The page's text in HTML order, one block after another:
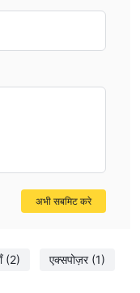
(2) एक्सपोज़र (1)
अभी सबमिट करे